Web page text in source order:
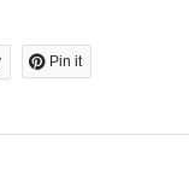
Pin it